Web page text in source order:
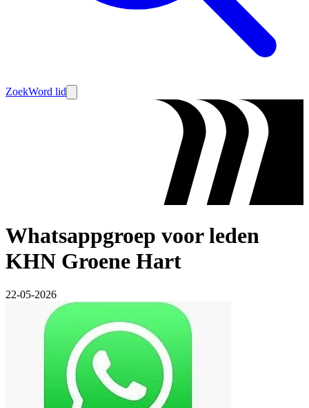
ZoekWord lid
Whatsappgroep voor leden
KHN Groene Hart
22-05-2026